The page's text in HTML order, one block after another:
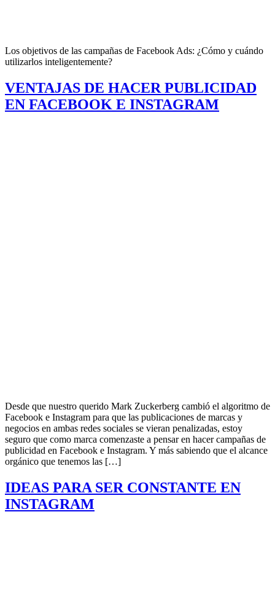
Los objetivos de las campañas de Facebook Ads: ¿Cómo y cuándo
utilizarlos inteligentemente?
VENTAJAS DE HACER PUBLICIDAD
EN FACEBOOK E INSTAGRAM
Desde que nuestro querido Mark Zuckerberg cambió el algoritmo de
Facebook e Instagram para que las publicaciones de marcas y
negocios en ambas redes sociales se vieran penalizadas, estoy
seguro que como marca comenzaste a pensar en hacer campañas de
publicidad en Facebook e Instagram. Y más sabiendo que el alcance
orgánico que tenemos las […]
IDEAS PARA SER CONSTANTE EN
INSTAGRAM